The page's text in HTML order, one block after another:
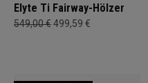
Elyte Ti Fairway-Hölzer
549,00 €499,59 €